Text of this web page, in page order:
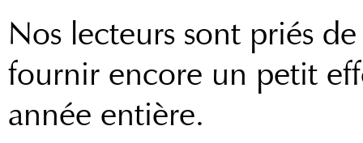
Nos lecteurs sont priés
fournir encore un petit
année entière.